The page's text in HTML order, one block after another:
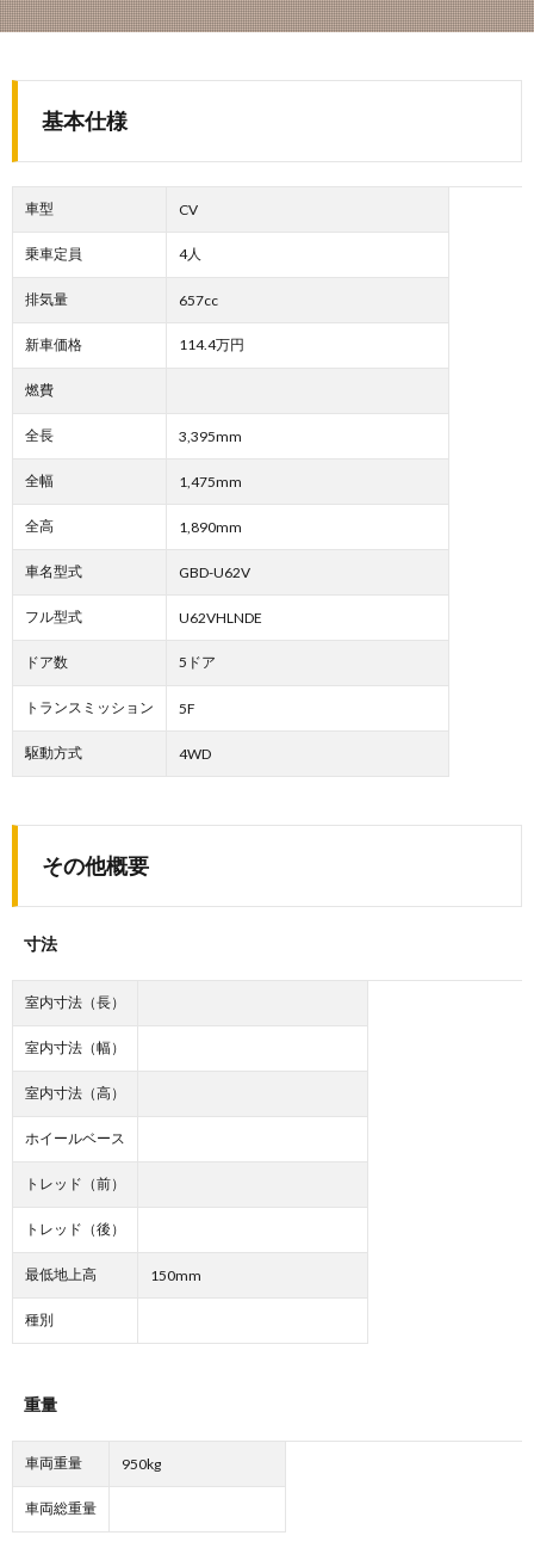
基本仕様
車型 CV
乗車定員 4人
排気量 657cc
新車価格 114.4万円
燃費
全長 3,395mm
全幅 1,475mm
全高 1,890mm
車名型式 GBD-U62V
フル型式 U62VHLNDE
ドア数 5ドア
トランスミッション 5F
駆動方式 4WD
その他概要
寸法
室内寸法（長）
室内寸法（幅）
室内寸法（高）
ホイールベース
トレッド（前）
トレッド（後）
最低地上高 150mm
種別
重量
車両重量 950kg
車両総重量